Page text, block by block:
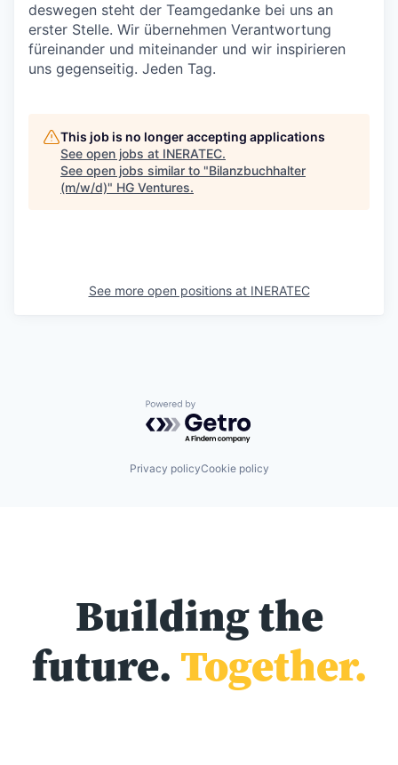
deswegen steht der Teamgedanke bei uns an
erster Stelle. Wir übernehmen Verantwortung
füreinander und miteinander und wir inspirieren
uns gegenseitig. Jeden Tag.
This job is no longer accepting applications
See open jobs at INERATEC.
See open jobs similar to "Bilanzbuchhalter
(m/w/d)" HG Ventures.
See more open positions at INERATEC
Powered by Getro.com
Privacy policyCookie policy
Building the
future. Together.